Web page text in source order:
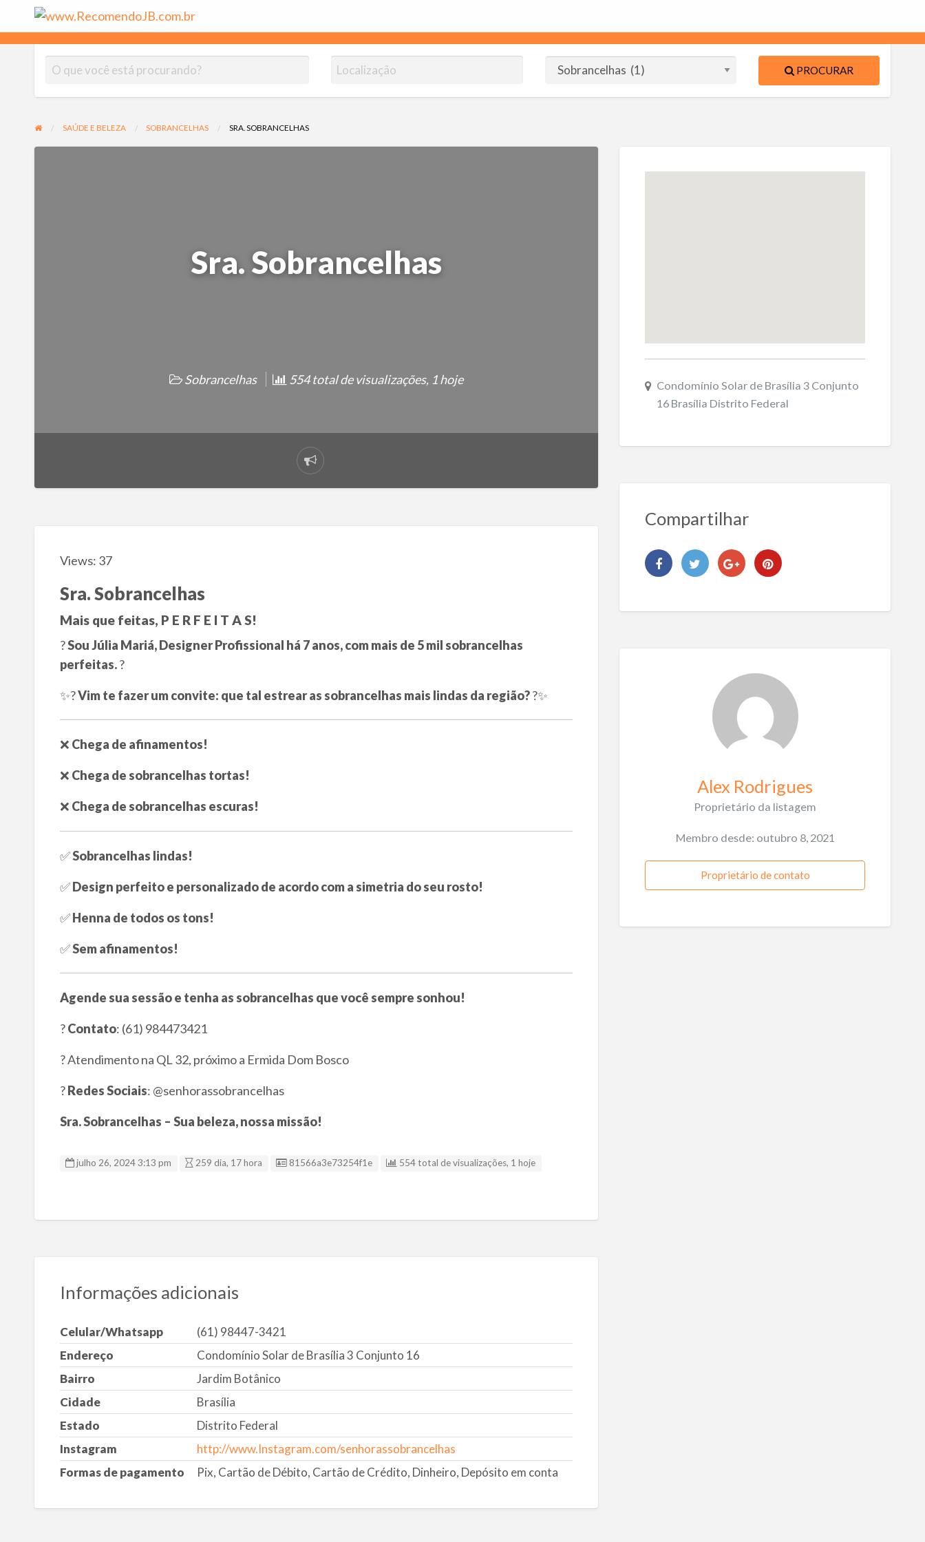
www.RecomendoJB.com.br
As melhores empresas indicadas por moradores do Jardim Botânico!
PROCURAR
SAÚDE E BELEZA SOBRANCELHAS SRA. SOBRANCELHAS
Sra. Sobrancelhas
Sobrancelhas 554 total de visualizações, 1 hoje
Reportar
problema
Views: 37
Sra. Sobrancelhas
Mais que feitas, P E R F E I T A S!
?Sou Júlia Mariá, Designer Profissional há 7 anos, com mais de 5 mil sobrancelhas
perfeitas.?
✨?Vim te fazer um convite: que tal estrear as sobrancelhas mais lindas da região??✨
❌ Chega de afinamentos!
❌ Chega de sobrancelhas tortas!
❌ Chega de sobrancelhas escuras!
✅Sobrancelhas lindas!
✅Design perfeito e personalizado de acordo com a simetria do seu rosto!
✅Henna de todos os tons!
✅Sem afinamentos!
Agende sua sessão e tenha as sobrancelhas que você sempre sonhou!
?Contato: (61) 984473421
? Atendimento na QL 32, próximo a Ermida Dom Bosco
?Redes Sociais: @senhorassobrancelhas
Sra. Sobrancelhas – Sua beleza, nossa missão!
julho 26, 2024 3:13 pm 259 dia, 17 hora ID da listagem
81566a3e73254f1e 554 total de visualizações, 1 hoje
Informações adicionais
Celular/Whatsapp
(61) 98447-3421
Endereço
Condomínio Solar de Brasília 3 Conjunto 16
Bairro
Jardim Botânico
Cidade
Brasília
Estado
Distrito Federal
Instagram
http://www.Instagram.com/senhorassobrancelhas
Formas de pagamento
Pix, Cartão de Débito, Cartão de Crédito, Dinheiro, Depósito em conta
Condomínio Solar de Brasília 3 Conjunto
16 Brasília Distrito Federal
Compartilhar
Alex Rodrigues
Proprietário da listagem
Membro desde: outubro 8, 2021
Proprietário de contato